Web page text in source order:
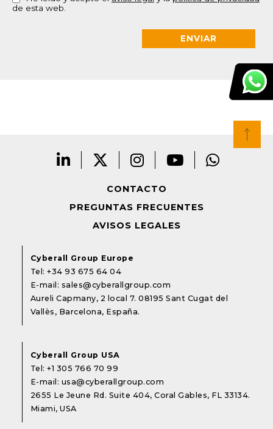
de esta web.
CONTACTO
PREGUNTAS FRECUENTES
AVISOS LEGALES
Cyberall Group Europe
Tel:+34 93 675 64 04
E-mail: sales@cyberallgroup.com
Aureli Capmany, 2 local 7. 08195 Sant Cugat del
Vallès, Barcelona, España.
Cyberall Group USA
Tel:+1 305 766 70 99
E-mail: usa@cyberallgroup.com
2655 Le Jeune Rd. Suite 404, Coral Gables, FL 33134.
Miami, USA